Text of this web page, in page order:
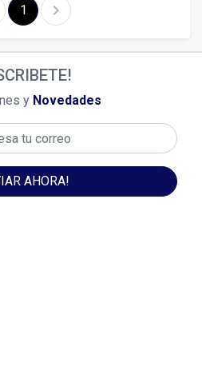
1 chevron_right
y Novedades
AHORA!